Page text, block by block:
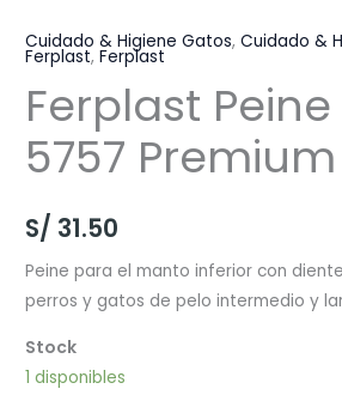
Cuidado & Higiene Gatos,Cuidado &
Ferplast,Ferplast
Ferplast
5757 Premium
S/ 31.50
Peine para el manto inferior con
perros y gatos de pelo intermedio y
1 disponibles